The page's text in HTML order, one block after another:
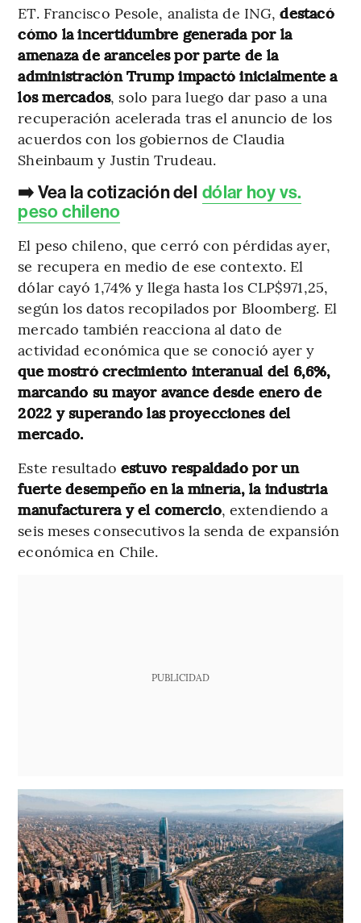
ET. Francisco Pesole, analista de ING,destacó
cómo la incertidumbre generada por la
amenaza de aranceles por parte de la
administración Trump impactó inicialmente a
los mercados, solo para luego dar paso a una
recuperación acelerada tras el anuncio de los
acuerdos con los gobiernos de Claudia
Sheinbaum y Justin Trudeau.
➡️ Vea la cotización del dólar hoy vs.
peso chileno
El peso chileno, que cerró con pérdidas ayer,
se recupera en medio de ese contexto. El
dólar cayó 1,74% y llega hasta los CLP$971,25,
según los datos recopilados por Bloomberg. El
mercado también reacciona al dato de
actividad económica que se conoció ayer y
que mostró crecimiento interanual del 6,6%,
marcando su mayor avance desde enero de
2022 y superando las proyecciones del
mercado.
Este resultado estuvo respaldado por un
fuerte desempeño en la minería, la industria
manufacturera y el comercio, extendiendo a
seis meses consecutivos la senda de expansión
económica en Chile.
PUBLICIDAD